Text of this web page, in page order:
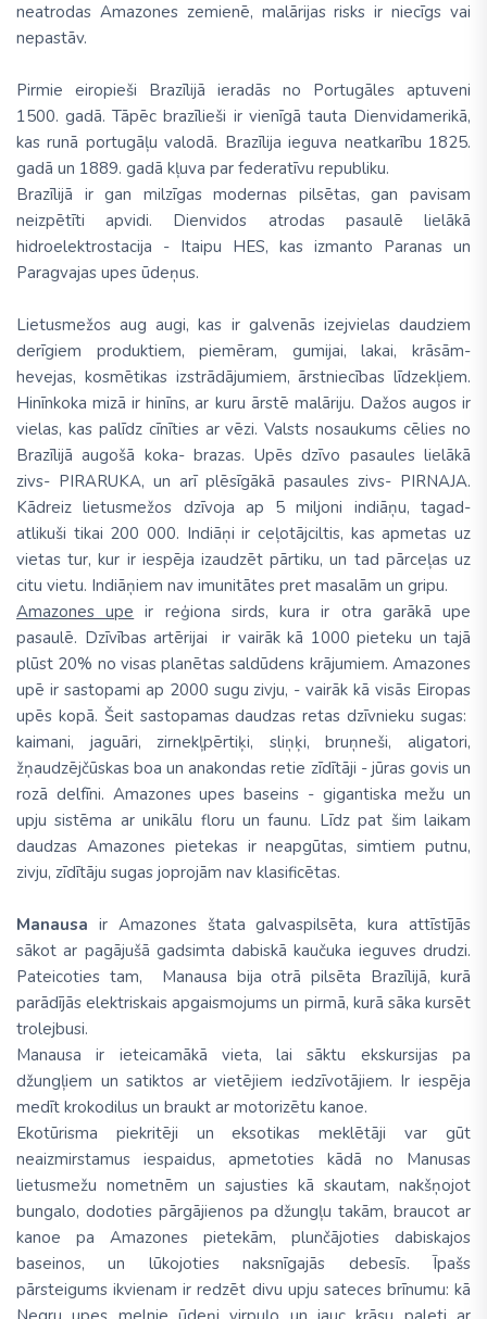
neatrodas Amazones zemienē, malārijas risks ir niecīgs vai
nepastāv.
Pirmie eiropieši Brazīlijā ieradās no Portugāles aptuveni
1500. gadā. Tāpēc brazīlieši ir vienīgā tauta Dienvidamerikā,
kas runā portugāļu valodā. Brazīlija ieguva neatkarību 1825.
gadā un 1889. gadā kļuva par federatīvu republiku.
Brazīlijā ir gan milzīgas modernas pilsētas, gan pavisam
neizpētīti apvidi. Dienvidos atrodas pasaulē lielākā
hidroelektro­stacija - Itaipu HES, kas izmanto Paranas un
Paragvajas upes ūdeņus.
Lietusmežos aug augi, kas ir galvenās izejvielas daudziem
derīgiem produktiem, piemēram, gumijai, lakai, krāsām-
hevejas, kosmētikas izstrādājumiem, ārstniecības līdzekļiem.
Hinīnkoka mizā ir hinīns, ar kuru ārstē malāriju. Dažos augos ir
vielas, kas palīdz cīnīties ar vēzi. Valsts nosaukums cēlies no
Brazīlijā augošā koka- brazas. Upēs dzīvo pasaules lielākā
zivs- PIRARUKA, un arī plēsīgākā pasaules zivs- PIRNAJA.
Kādreiz lietusmežos dzīvoja ap 5 miljoni indiāņu, tagad-
atlikuši tikai 200 000. Indiāņi ir ceļotājciltis, kas apmetas uz
vietas tur, kur ir iespēja izaudzēt pārtiku, un tad pārceļas uz
citu vietu. Indiāņiem nav imunitātes pret masalām un gripu.
Amazones upe ir reģiona sirds, kura ir otra garākā upe
pasaulē. Dzīvības artērijai ir vairāk kā 1000 pieteku un tajā
plūst 20% no visas planētas saldūdens krājumiem. Amazones
upē ir sastopami ap 2000 sugu zivju, - vairāk kā visās Eiropas
upēs kopā. Šeit sastopamas daudzas retas dzīvnieku sugas:
kaimani, jaguāri, zirnekļpērtiķi, sliņķi, bruņneši, aligatori,
žņaudzējčūskas boa un anakondas retie zīdītāji - jūras govis un
rozā delfīni. Amazones upes baseins - gigantiska mežu un
upju sistēma ar unikālu floru un faunu. Līdz pat šim laikam
daudzas Amazones pietekas ir neapgūtas, simtiem putnu,
zivju, zīdītāju sugas joprojām nav klasificētas.
Manausa ir Amazones štata galvaspilsēta, kura attīstījās
sākot ar pagājušā gadsimta dabiskā kaučuka ieguves drudzi.
Pateicoties tam, Manausa bija otrā pilsēta Brazīlijā, kurā
parādījās elektriskais apgaismojums un pirmā, kurā sāka kursēt
trolejbusi.
Manausa ir ieteicamākā vieta, lai sāktu ekskursijas pa
džungļiem un satiktos ar vietējiem iedzīvotājiem. Ir iespēja
medīt krokodilus un braukt ar motorizētu kanoe.
Ekotūrisma piekritēji un eksotikas meklētāji var gūt
neaizmirstamus iespaidus, apmetoties kādā no Manusas
lietusmežu nometnēm un sajusties kā skautam, nakšņojot
bungalo, dodoties pārgājienos pa džungļu takām, braucot ar
kanoe pa Amazones pietekām, plunčājoties dabiskajos
baseinos, un lūkojoties naksnīgajās debesīs. Īpašs
pārsteigums ikvienam ir redzēt divu upju sateces brīnumu: kā